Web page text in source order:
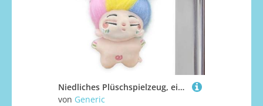
Niedliches Plüschspielzeug, einzigartige Plüschtiere | zarte weiche Schlüsselbund, interaktives Plüschtier für , Mädchen, Taschenzubehör ab 3 Jahren
von Generic